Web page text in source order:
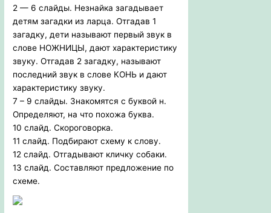
2 — 6 слайды. Незнайка загадывает
детям загадки из ларца. Отгадав 1
загадку, дети называют первый звук в
слове НОЖНИЦЫ, дают характеристику
звуку. Отгадав 2 загадку, называют
последний звук в слове КОНЬ и дают
характеристику звуку.
7 – 9 слайды. Знакомятся с буквой н.
Определяют, на что похожа буква.
10 слайд. Скороговорка.
11 слайд. Подбирают схему к слову.
12 слайд. Отгадывают кличку собаки.
13 слайд. Составляют предложение по
схеме.